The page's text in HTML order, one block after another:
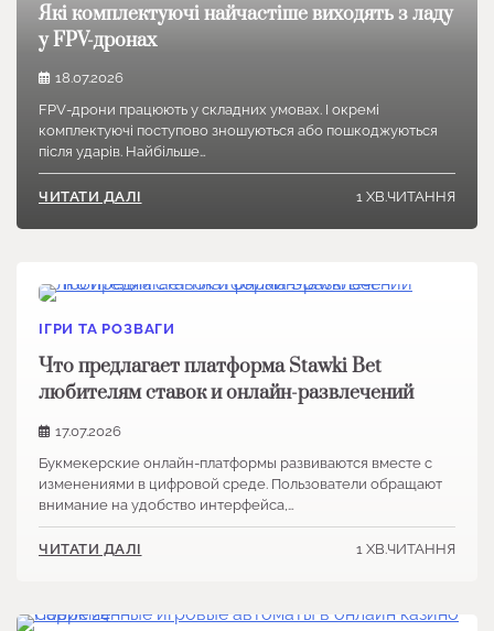
Які комплектуючі найчастіше виходять з ладу
у FPV-дронах
18.07.2026
FPV-дрони працюють у складних умовах. І окремі
комплектуючі поступово зношуються або пошкоджуються
після ударів. Найбільше…
ЧИТАТИ ДАЛІ 1 ХВ.ЧИТАННЯ
ІГРИ ТА РОЗВАГИ
Что предлагает платформа Stawki Bet
любителям ставок и онлайн-развлечений
17.07.2026
Букмекерские онлайн-платформы развиваются вместе с
изменениями в цифровой среде. Пользователи обращают
внимание на удобство интерфейса,…
ЧИТАТИ ДАЛІ 1 ХВ.ЧИТАННЯ